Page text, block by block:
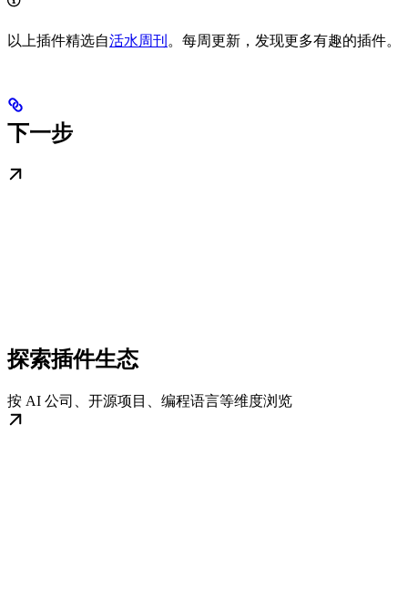
以上插件精选自活水周刊 。每周更新，发现更多有趣的插件。
下一步
探索插件生态
按 AI 公司、开源项目、编程语言等维度浏览